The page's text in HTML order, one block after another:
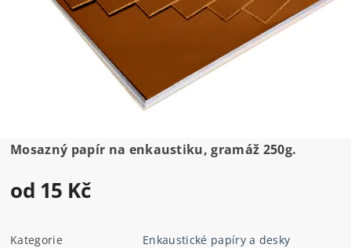
Mosazný papír na enkaustiku, gramáž 250g.
od 15 Kč
Kategorie
Enkaustické papíry a desky